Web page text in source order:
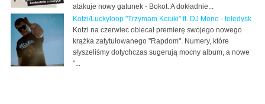
atakuje nowy gatunek - Bokot. A dokładnie...
Kotzi/Luckyloop "Trzymam Kciuki" ft. DJ Mono - teledysk
Kotzi na czerwiec obiecał premierę swojego nowego
krążka zatytułowanego "Rapdom". Numery, które
słyszeliśmy dotychczas sugerują mocny album, a nowe
"...